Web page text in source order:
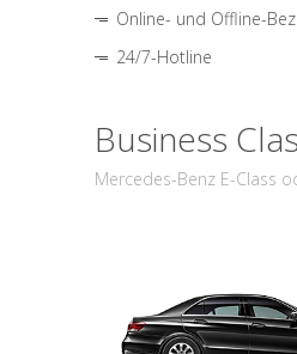
Online- und Offline-
24/7-Hotline
Business
Mercedes-Benz E-Class